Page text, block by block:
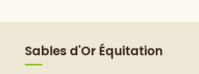
Sables d'Or Équitation